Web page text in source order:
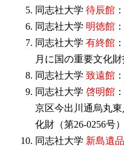
同志社大学 待辰館
同志社大学 明徳館
同志社大学 有終館
月に国の重要文化財
同志社大学 致遠館
同志社大学 啓明館
京区今出川通烏丸
化財（第26-0256号）
同志社大学 新島遺